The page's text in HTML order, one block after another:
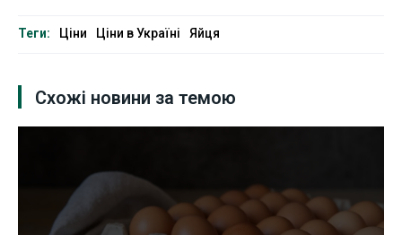
Теги: Ціни Ціни в Україні Яйця
Схожі новини за темою